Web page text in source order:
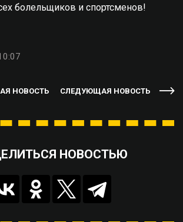
болельщиков и спортсменов!
НОВОСТЬ СЛЕДУЮЩАЯ НОВОСТЬ
НОВОСТЬЮ